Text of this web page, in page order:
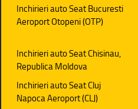
Inchirieri auto Seat Bucuresti
Aeroport Otopeni (OTP)
Inchirieri auto Seat Chisinau,
Republica Moldova
Inchirieri auto Seat Cluj
Napoca Aeroport (CLJ)